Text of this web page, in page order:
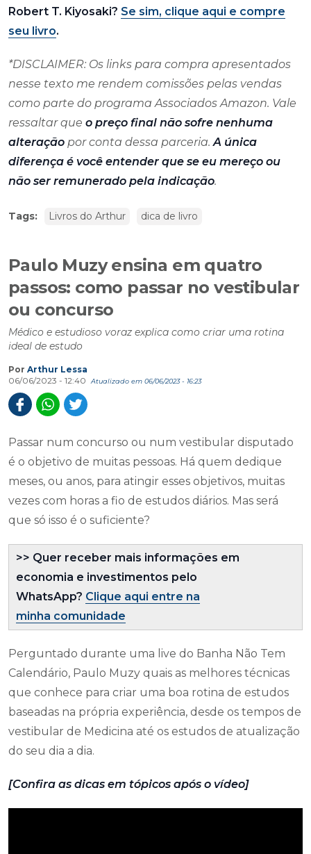
Robert T. Kiyosaki? Se sim, clique aqui e compre
seu livro.
*DISCLAIMER: Os links para compra apresentados
nesse texto me rendem comissões pelas vendas
como parte do programa Associados Amazon. Vale
ressaltar que o preço final não sofre nenhuma
alteração por conta dessa parceria.A única
diferença é você entender que se eu mereço ou
não ser remunerado pela indicação.
Tags: Livros do Arthur dica de livro
Paulo Muzy ensina em quatro
passos: como passar no vestibular
ou concurso
Médico e estudioso voraz explica como criar uma rotina
ideal de estudo
Por Arthur Lessa
06/06/2023 - 12:40
Atualizado em 06/06/2023 - 16:23
Passar num concurso ou num vestibular disputado
é o objetivo de muitas pessoas. Há quem dedique
meses, ou anos, para atingir esses objetivos, muitas
vezes com horas a fio de estudos diários. Mas será
que só isso é o suficiente?
>> Quer receber mais informações em
economia e investimentos pelo
WhatsApp? Clique aqui entre na
minha comunidade
Perguntado durante uma live do Banha Não Tem
Calendário, Paulo Muzy quais as melhores técnicas
que conhece para criar uma boa rotina de estudos
baseadas na própria experiência, desde os tempos de
vestibular de Medicina até os estudos de atualização
do seu dia a dia.
[Confira as dicas em tópicos após o vídeo]